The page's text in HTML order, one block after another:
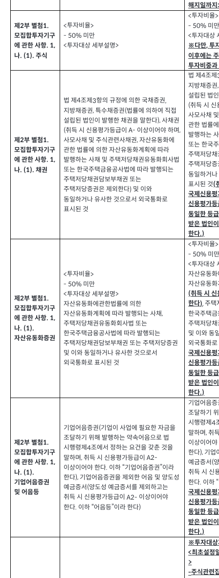
해지일까지
제2부 별첨1.
모집합투자기구
에 관한 사항. 1,
나. (1).주식
<투자비율>
- 50% 미만
<투자대상 세부설명>
<투자비율>
- 50% 미
<투자대상
※다만,투
이후에는
투자비중
제2부 별첨1.
모집합투자기구
에 관한 사항. 1,
나. (1).채권
법 제4조제3항의 규정에 의한 국채증권,
지방채증권,특수채증권(법률에 의하여 직접
설립된 법인이 발행한 채권을 말한다),사채권
(취득 시 신용평가등급이 A- 이상이어야 하며,
사모사채 및 주식관련사채권,자산유동화에
관한 법률에 의한 자산유동화계획에 따라
발행하는 사채 및 주택저당채권유동화회사법
또는 한국주택금융공사법에 따라 발행되는
주택저당채권담보부채권 또는
주택저당증권은 제외한다) 및 이와
동일하거나 유사한 것으로서 외국통화로
표시된 것
법 제4조제
지방채증권
설립된 법
(취득 시 신
사모사채
관한 법률
발행하는
또는 한국
주택저당
주택저당
동일하거
표시된 것(
국제신용
신용평가
동일한 등
받은 법인
한다.)
제2부 별첨1.
모집합투자기구
에 관한 사항. 1,
나. (1).
자산유동화증권
<투자비율>
- 50% 미만
<투자대상 세부설명>
자산유동화에관한법률에 의한
자산유동화계획에 따라 발행되는 사채,
주택저당채권유동화회사법 또는
한국주택금융공사법에 따라 발행되는
주택저당채권담보부채권 또는 주택저당증권
및 이와 동일하거나 유사한 것으로서
외국통화로 표시된 것
<투자비율>
- 50% 미
<투자대상
자산유동
자산유동
(취득 시
한다),주택
한국주택
주택저당
및 이와 동
외국통화
국제신용
신용평가
동일한 등
받은 법인
한다.)
제2부 별첨1.
모집합투자기구
에 관한 사항. 1,
나. (1).
기업어음증권
및 어음등
기업어음증권(기업이 사업에 필요한 자금을
조달하기 위해 발행하는 약속어음으로 법
시행령제4조에서 정하는 요건을 갖춘 것을
말하며,취득 시 신용평가등급이 A2-
이상이어야 한다. 이하“기업어음증권”이라
한다), 기업어음증권을 제외한 어음 및 양도성
예금증서(양도성 예금증서를 제외하고는
취득 시 신용평가등급이 A2- 이상이어야
한다. 이하“어음등”이라 한다)
기업어음증
조달하기
시행령제4
말하며,취
이상이어
한다), 기업
예금증서(
취득 시 신
한다. 이하“
국제신용
신용평가
동일한 등
받은 법인
한다.)
※투자대상
<최초설정
>
-주식관련